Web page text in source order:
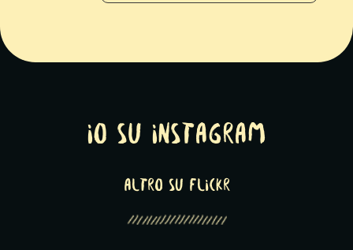
Io su Instagram
altro su Flickr